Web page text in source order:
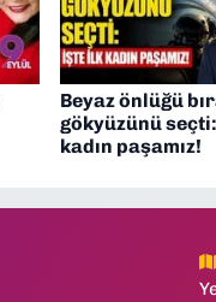
Beyaz önlüğü
gökyüzünü
kadın paşamız!